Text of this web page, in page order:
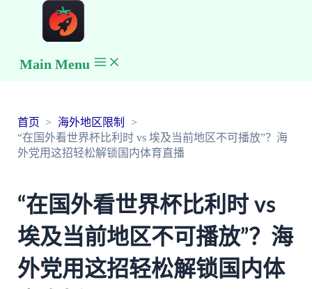
Main Menu
首页
海外地区限制
“在国外看世界杯比利时 vs 埃及当前地区不可播放”？海
外党用这招轻松解锁国内体育直播
“在国外看世界杯比利时 vs
埃及当前地区不可播放”？海
外党用这招轻松解锁国内体